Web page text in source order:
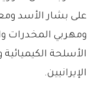
على بشار الأسد
ومهربي المخدرات
الأسلحة
الإيرانيين.